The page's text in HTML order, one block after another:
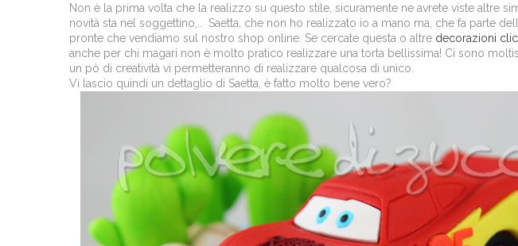
Non è la prima volta che la realizzo su questo stile, sicuramente ne avrete viste altre
novità sta nel soggettino,.. Saetta, che non ho realizzato io a mano ma, che fa parte
pronte che vendiamo sul nostro shop online. Se cercate questa o altre decorazioni
anche per chi magari non è molto pratico realizzare una torta bellissima! Ci sono
un pò di creatività vi permetteranno di realizzare qualcosa di unico.
Vi lascio quindi un dettaglio di Saetta, è fatto molto bene vero?